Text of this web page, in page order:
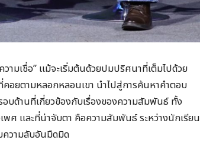
เชื่อ” แม้จะเริ่มต้นด้วยปมปริศนาที่เต็มไปด้วย
อยตามหลอกหลอนเขา นำไปสู่การค้นหาคำตอบ
อบด้านที่เกี่ยวข้องกับเรื่องของความสัมพันธ์ ทั้ง
ศ และที่น่าจับตา คือความสัมพันธ์ ระหว่างนักเรียน
ความลับอันมืดมิด